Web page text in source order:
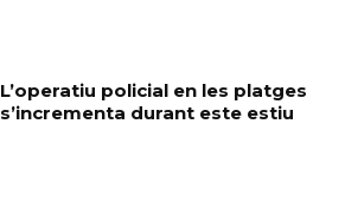
L’operatiu policial en les platges
s’incrementa durant este estiu